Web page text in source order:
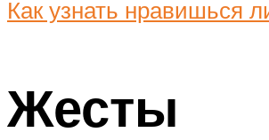
Как узнать нравишься
Жесты